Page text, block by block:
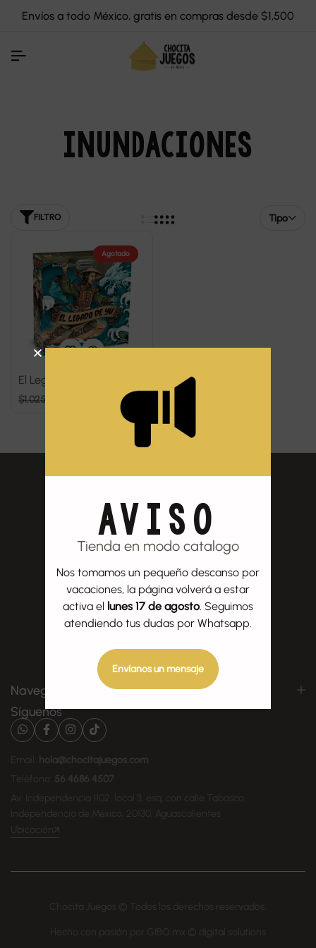
Envíos a todo México, gratis en compras desde $1,500
INUNDACIONES
FILTRO Tipo
Agotado
El Legado de Yu
$1,025
Navegación
Síguenos
Email:
hola@chocitajuegos.com
Teléfono: 56 4686 4507
Av. Independencia 1102, local 3, esq. con calle Tabasco,
Independencia de México, 20130, Aguascalientes
Ubicación
Chocita Juegos © Todos los derechos reservados.
Hecho con pasión por GIBO.mx © digital solutions
AVISO
Tienda en modo catalogo
Nos tomamos un pequeño descanso por
vacaciones, la página volverá a estar
activa el lunes 17 de agosto. Seguimos
atendiendo tus dudas por Whatsapp.
Envíanos un mensaje